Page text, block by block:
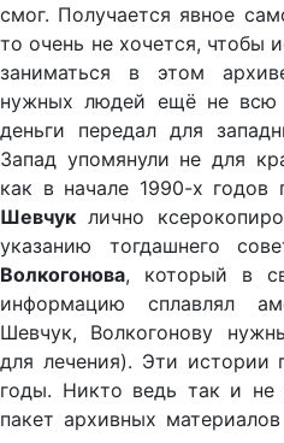
смог. Получается явное
то очень не хочется, чтобы
заниматься в этом
нужных людей ещё не всю
деньги передал для
Запад упомянули не для
как в начале 1990-х годов
Шевчук лично
указанию тогдашнего
Волкогонова, который в
информацию сплавлял
Шевчук, Волкогонову
для лечения). Эти
годы. Никто ведь так и не
пакет архивных